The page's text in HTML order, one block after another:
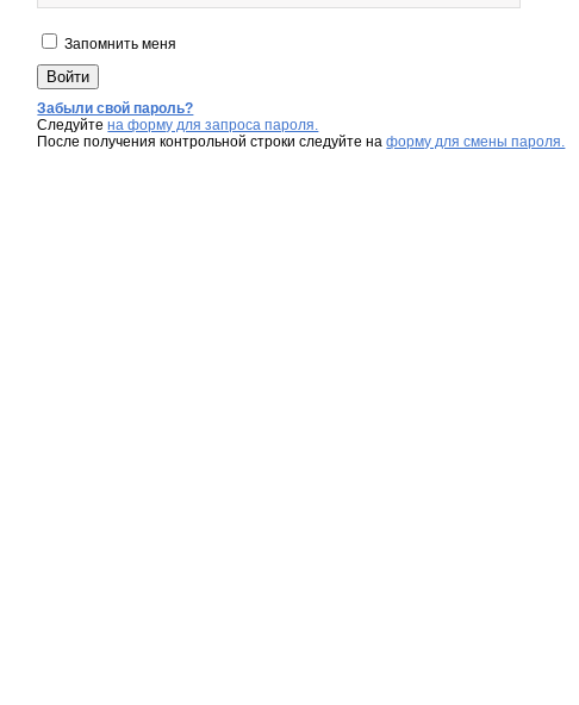
Запомнить меня
Забыли свой пароль?
Следуйтена форму для запроса пароля.
После получения контрольной строки следуйте наформу для смены пароля.